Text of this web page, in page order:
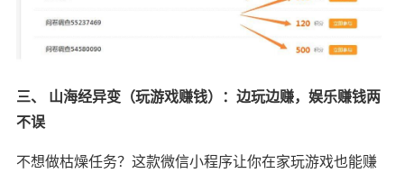
三、 山海经异变（玩游戏赚钱）：边玩边赚，娱乐赚钱两
不误
不想做枯燥任务？这款微信小程序让你在家玩游戏也能赚